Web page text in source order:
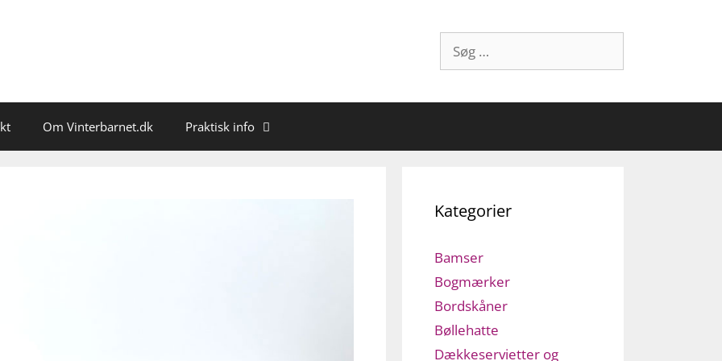
efter:
Om Vinterbarnet.dk Praktisk info
Kategorier
Bamser
Bogmærker
Bordskåner
Bøllehatte
Dækkeservietter og